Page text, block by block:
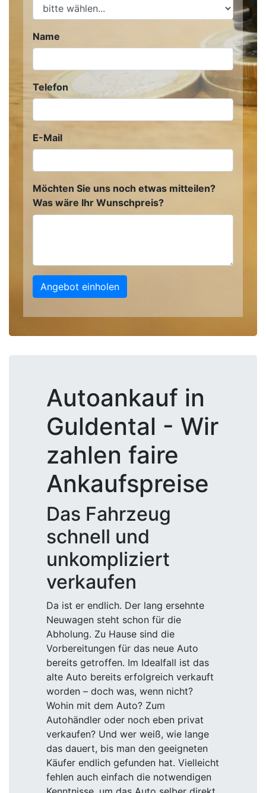
Name
Telefon
E-Mail
Möchten Sie uns noch etwas mitteilen?
Was wäre Ihr Wunschpreis?
Angebot einholen
Autoankauf in
Guldental - Wir
zahlen faire
Ankaufspreise
Das Fahrzeug
schnell und
unkompliziert
verkaufen
Da ist er endlich. Der lang ersehnte
Neuwagen steht schon für die
Abholung. Zu Hause sind die
Vorbereitungen für das neue Auto
bereits getroffen. Im Idealfall ist das
alte Auto bereits erfolgreich verkauft
worden – doch was, wenn nicht?
Wohin mit dem Auto? Zum
Autohändler oder noch eben privat
verkaufen? Und wer weiß, wie lange
das dauert, bis man den geeigneten
Käufer endlich gefunden hat. Vielleicht
fehlen auch einfach die notwendigen